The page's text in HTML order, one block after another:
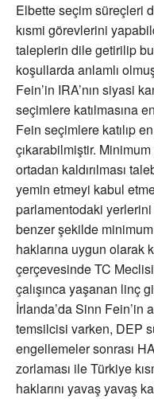
Elbette seçim süreçleri
kısmi görevlerini
taleplerin dile getirilip
koşullarda anlamlı
Fein’in IRA’nın siyasi
seçimlere katılmasına
Fein seçimlere katılıp
çıkarabilmiştir.
ortadan kaldırılması
yemin etmeyi kabul
parlamentodaki yerlerini
benzer şekilde
haklarına uygun olarak
çerçevesinde TC
çalışınca yaşanan linç
İrlanda’da Sinn Fein’in
temsilcisi varken, DEP
engellemeler sonrası
zorlaması ile Türkiye
haklarını yavaş yavaş